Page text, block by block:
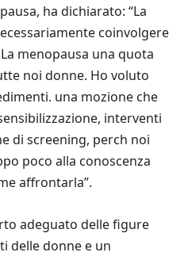
ha dichiarato: “La
coinvolgere
menopausa una quota
noi donne. Ho voluto
una mozione che
interventi
di screening, perch noi
poco alla conoscenza
affrontarla”.
adeguato delle figure
delle donne e un